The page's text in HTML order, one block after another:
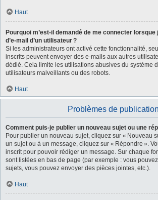
Haut
Pourquoi m’est-il demandé de me connecter lorsque
d’e-mail d’un utilisateur ?
Si les administrateurs ont activé cette fonctionnalité,
inscrits peuvent envoyer des e-mails aux autres
dédié. Cela limite les utilisations abusives du système
utilisateurs malveillants ou des robots.
Haut
Problèmes de publication
Comment puis-je publier un nouveau sujet ou une
Pour publier un nouveau sujet, cliquez sur « Nouveau
un sujet ou à un message, cliquez sur « Répondre ».
inscrit pour pouvoir rédiger un message. Sur chaque
sont listées en bas de page (par exemple : vous
sujets, vous pouvez envoyer des pièces jointes, etc.).
Haut